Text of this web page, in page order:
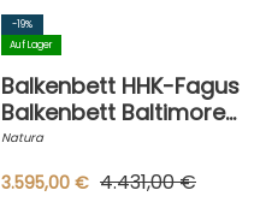
-19%
Auf Lager
Balkenbett HHK-Fagus
Balkenbett Baltimore
Wildeiche Natur mit 2
Natura
3.595,00 € 4.431,00 €